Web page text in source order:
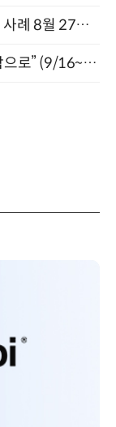
성과를 만드는 AI 에이전트 운영 전략 및 사례 8월 27일 개최
“AI에게 묻는 사람에서, AI로 만드는 사람으로” (9/16~17)